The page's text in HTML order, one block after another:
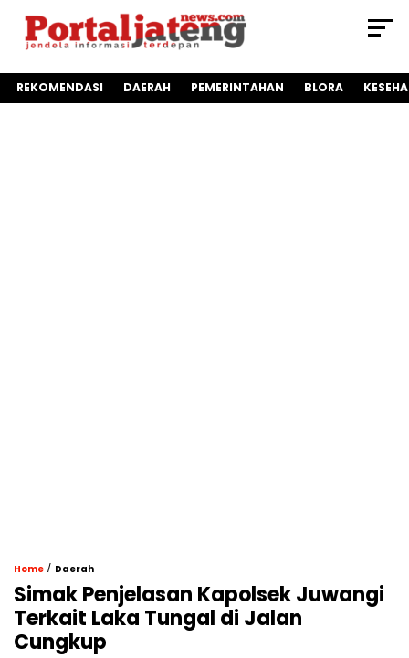
REKOMENDASI DAERAH PEMERINTAHAN BLORA
Home / Daerah
Simak Penjelasan Kapolsek Juwangi
Terkait Laka Tungal di Jalan
Cungkup